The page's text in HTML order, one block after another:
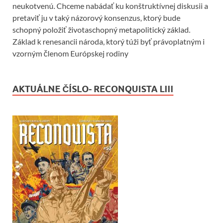
neukotvenú. Chceme nabádať ku konštruktívnej diskusii a
pretaviť ju v taký názorový konsenzus, ktorý bude
schopný položiť životaschopný metapolitický základ.
Základ k renesancii národa, ktorý túži byť právoplatným i
vzorným členom Európskej rodiny
AKTUÁLNE ČÍSLO- RECONQUISTA LIII